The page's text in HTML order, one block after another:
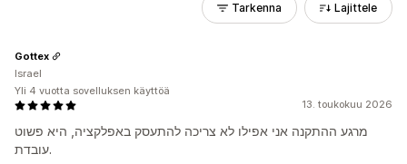
Tarkenna Lajittele
13. toukokuu 2026
מרגע ההתקנה אני אפילו לא צריכה להתעסק באפלקציה, היא פשוט
עובדת.
Gottex
Israel
Yli 4 vuotta sovelluksen käyttöä